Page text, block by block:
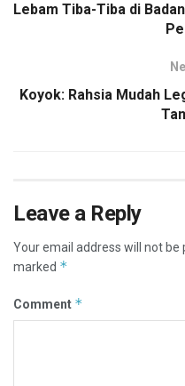
Lebam Tiba-Tiba di
Koyok: Rahsia Mudah
Leave a Reply
Your email address will not be
marked *
Comment *